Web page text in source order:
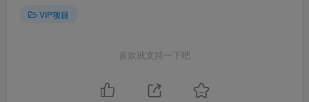
VIP项目
喜欢就支持一下吧